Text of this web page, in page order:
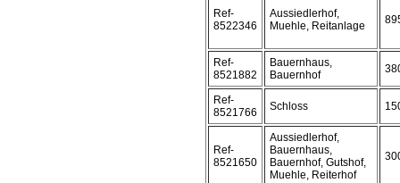
Ref-
8522346
Aussiedlerhof,
Muehle, Reitanlage
Ref-
8521882
Bauernhaus,
Bauernhof
Ref-
8521766
Schloss
Ref-
8521650
Aussiedlerhof,
Bauernhaus,
Bauernhof, Gutshof,
Muehle, Reiterhof